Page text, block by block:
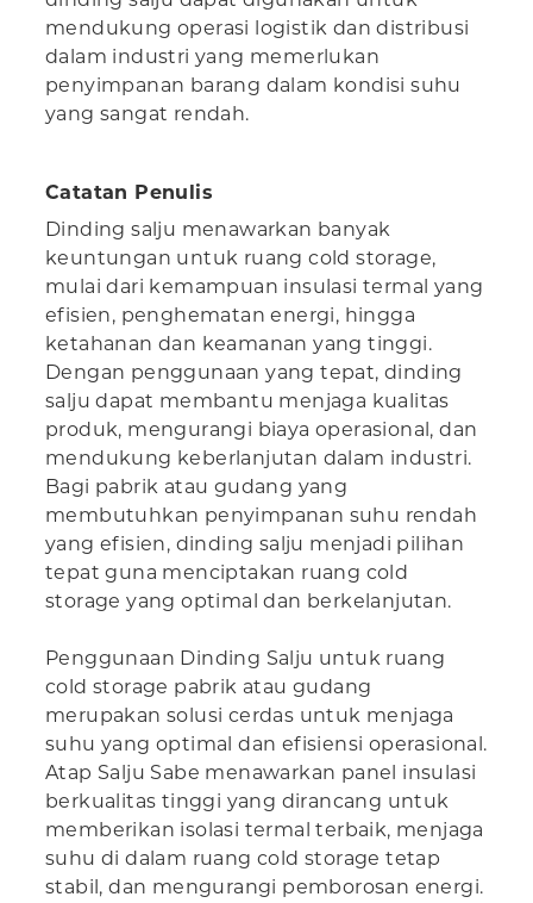
mendukung operasi logistik dan distribusi
dalam industri yang memerlukan
penyimpanan barang dalam kondisi suhu
yang sangat rendah.
Catatan Penulis
Dinding salju menawarkan banyak
keuntungan untuk ruang cold storage,
mulai dari kemampuan insulasi termal yang
efisien, penghematan energi, hingga
ketahanan dan keamanan yang tinggi.
Dengan penggunaan yang tepat, dinding
salju dapat membantu menjaga kualitas
produk, mengurangi biaya operasional, dan
mendukung keberlanjutan dalam industri.
Bagi pabrik atau gudang yang
membutuhkan penyimpanan suhu rendah
yang efisien, dinding salju menjadi pilihan
tepat guna menciptakan ruang cold
storage yang optimal dan berkelanjutan.
Penggunaan Dinding Salju untuk ruang
cold storage pabrik atau gudang
merupakan solusi cerdas untuk menjaga
suhu yang optimal dan efisiensi operasional.
Atap Salju Sabe menawarkan panel insulasi
berkualitas tinggi yang dirancang untuk
memberikan isolasi termal terbaik, menjaga
suhu di dalam ruang cold storage tetap
stabil, dan mengurangi pemborosan energi.